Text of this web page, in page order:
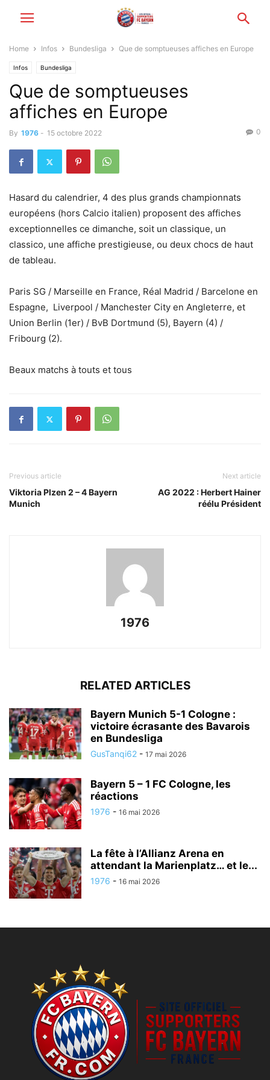
Home Infos Bundesliga Que de somptueuses affiches en Europe
Infos Bundesliga
Que de somptueuses
affiches en Europe
By 1976 - 15 octobre 2022 0
Hasard du calendrier, 4 des plus grands championnats
européens (hors Calcio italien) proposent des affiches
exceptionnelles ce dimanche, soit un classique, un
classico, une affiche prestigieuse, ou deux chocs de haut
de tableau.
Paris SG / Marseille en France, Réal Madrid / Barcelone en
Espagne, Liverpool / Manchester City en Angleterre, et
Union Berlin (1er) / BvB Dortmund (5), Bayern (4) /
Fribourg (2).
Beaux matchs à touts et tous
Previous article
Viktoria Plzen 2 – 4 Bayern
Munich
Next article
AG 2022 : Herbert Hainer
réélu Président
1976
RELATED ARTICLES
Bayern Munich 5-1 Cologne :
victoire écrasante des Bavarois
en Bundesliga
GusTanqi62 - 17 mai 2026
Bayern 5 – 1 FC Cologne, les
réactions
1976 - 16 mai 2026
La fête à l’Allianz Arena en
attendant la Marienplatz… et le...
1976 - 16 mai 2026